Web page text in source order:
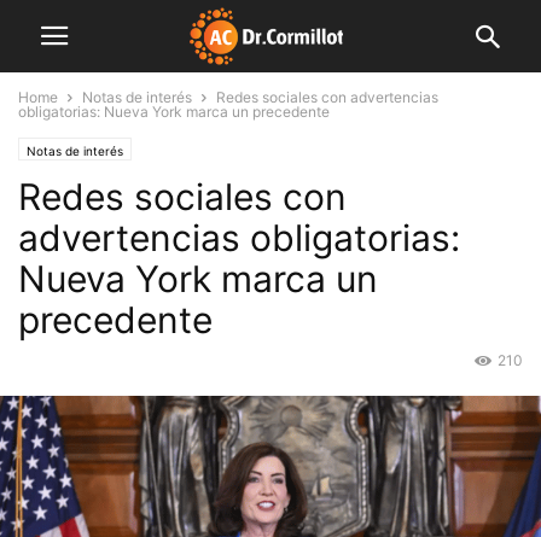
Home Notas de interés
Redes sociales con advertencias
obligatorias: Nueva York marca un precedente
Notas de interés
Redes sociales con
advertencias obligatorias:
Nueva York marca un
precedente
210